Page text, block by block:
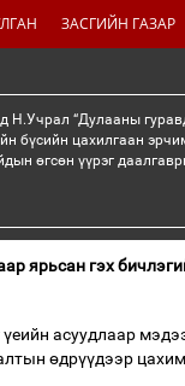
ЗАСГИЙН ГАЗАР
Н.Учрал “Дулааны
бүсийн цахилгаан
өгсөн үүрэг
ярьсан гэх
асуудлаар
өдрүүдээр